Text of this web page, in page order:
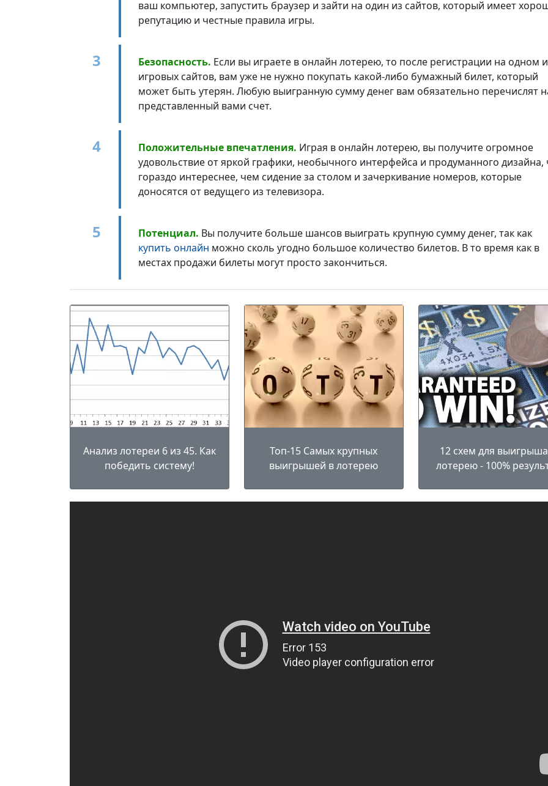
ваш компьютер, запустить браузер и зайти на один из сайтов, который имеет
репутацию и честные правила игры.
Безопасность. Если вы играете в онлайн лотерею, то после регистрации на одном
игровых сайтов, вам уже не нужно покупать какой-либо бумажный билет, который
может быть утерян. Любую выигранную сумму денег вам обязательно перечислят
представленный вами счет.
Положительные впечатления. Играя в онлайн лотерею, вы получите огромное
удовольствие от яркой графики, необычного интерфейса и продуманного дизайна,
гораздо интереснее, чем сидение за столом и зачеркивание номеров, которые
доносятся от ведущего из телевизора.
Потенциал. Вы получите больше шансов выиграть крупную сумму денег, так как
купить онлайн можно сколь угодно большое количество билетов. В то время как в
местах продажи билеты могут просто закончиться.
Анализ лотереи 6 из 45. Как
победить систему!
Топ-15 Самых крупных
выигрышей в лотерею
12 схем для
лотерею - 100%